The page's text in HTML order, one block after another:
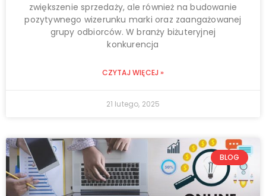
zwiększenie sprzedaży, ale również na budowanie
pozytywnego wizerunku marki oraz zaangażowanej
grupy odbiorców. W branży biżuteryjnej
konkurencja
CZYTAJ WIĘCEJ »
21 lutego, 2025
BLOG